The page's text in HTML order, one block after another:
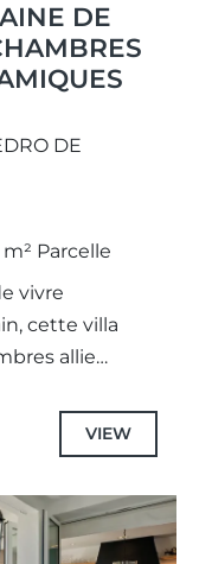
DE
DE
Parcelle
vivre
cette villa
allie
vues
dans l’un
VIEW